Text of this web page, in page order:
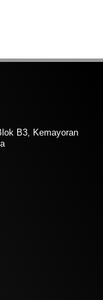
B3, Kemayoran